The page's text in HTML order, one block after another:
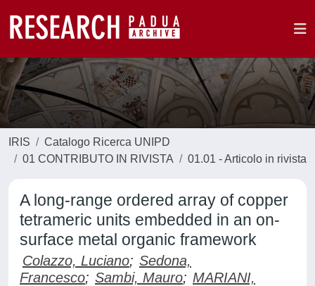
IRIS
Catalogo Ricerca UNIPD
01 CONTRIBUTO IN RIVISTA
01.01 - Articolo in rivista
A long-range ordered array of copper
tetrameric units embedded in an on-
surface metal organic framework
Colazzo, Luciano; Sedona,
Francesco; Sambi, Mauro; MARIANI,